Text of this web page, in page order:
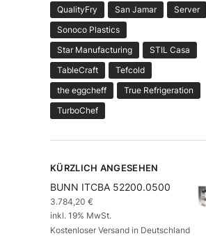
QualityFry
San Jamar
Server
Sonoco Plastics
Star Manufacturing
STIL Casa
TableCraft
Tefcold
the eggcheff
True Refrigeration
TurboChef
KÜRZLICH ANGESEHEN
BUNN ITCBA 52200.0500
3.784,20 €
inkl. 19% MwSt.
Kostenloser Versand in Deutschland